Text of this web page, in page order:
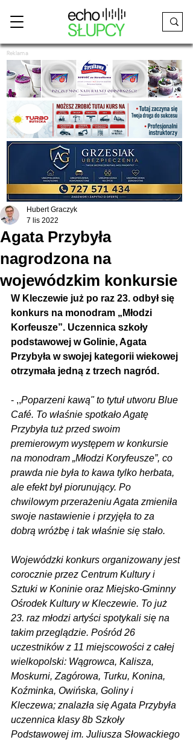
Reklama
Agata Przybyła
nagrodzona na
wojewódzkim konkursie
Hubert Graczyk
7 lis 2022
W Kleczewie już po raz 23. odbył się
konkurs na monodram „Młodzi
Korfeusze”. Uczennica szkoły
podstawowej w Golinie, Agata
Przybyła w swojej kategorii wiekowej
otrzymała jedną z trzech nagród.
- ,,Poparzeni kawą" to tytuł utworu Blue
Café. To właśnie spotkało Agatę
Przybyła tuż przed swoim
premierowym występem w konkursie
na monodram „Młodzi Koryfeusze”, co
prawda nie była to kawa tylko herbata,
ale efekt był piorunujący. Po
chwilowym przerażeniu Agata zmieniła
swoje nastawienie i przyjęła to za
dobrą wróżbę i tak właśnie się stało.
Wojewódzki konkurs organizowany jest
corocznie przez Centrum Kultury i
Sztuki w Koninie oraz Miejsko-Gminny
Ośrodek Kultury w Kleczewie. To już
23. raz młodzi artyści spotykali się na
takim przeglądzie. Pośród 26
uczestników z 11 miejscowości z całej
wielkopolski: Wągrowca, Kalisza,
Moskurni, Zagórowa, Turku, Konina,
Koźminka, Owińska, Goliny i
Kleczewa; znalazła się Agata Przybyła
uczennica klasy 8b Szkoły
Podstawowej im. Juliusza Słowackiego